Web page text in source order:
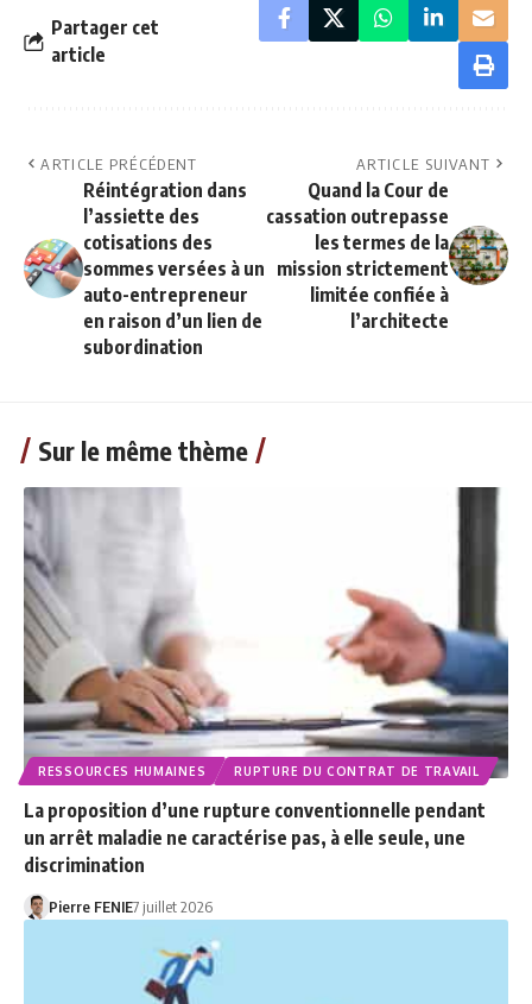
Partager cet
article
ARTICLE PRÉCÉDENT
Réintégration dans
l’assiette des
cotisations des
sommes versées à un
auto-entrepreneur
en raison d’un lien de
subordination
ARTICLE SUIVANT
Quand la Cour de
cassation outrepasse
les termes de la
mission strictement
limitée confiée à
l’architecte
Sur le même thème
RESSOURCES HUMAINES RUPTURE DU CONTRAT DE TRAVAIL
La proposition d’une rupture conventionnelle pendant
un arrêt maladie ne caractérise pas, à elle seule, une
discrimination
Pierre FENIE7 juillet 2026